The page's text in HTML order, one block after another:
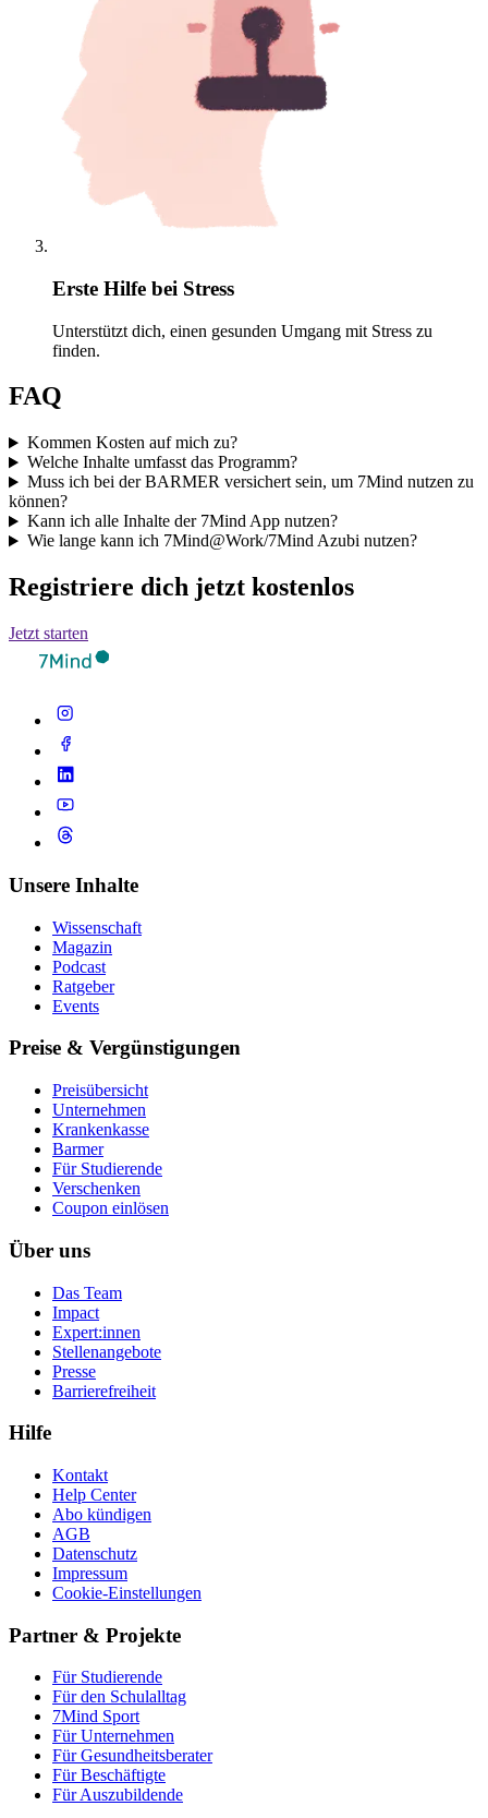
Erste Hilfe bei Stress
Unterstützt dich, einen gesunden Umgang mit Stress zu
finden.
FAQ
Kommen Kosten auf mich zu?
Welche Inhalte umfasst das Programm?
Muss ich bei der BARMER versichert sein, um 7Mind nutzen zu
können?
Kann ich alle Inhalte der 7Mind App nutzen?
Wie lange kann ich 7Mind@Work/7Mind Azubi nutzen?
Registriere dich jetzt kostenlos
Jetzt starten
Unsere Inhalte
Wissenschaft
Magazin
Podcast
Ratgeber
Events
Preise & Vergünstigungen
Preisübersicht
Unternehmen
Krankenkasse
Barmer
Für Studierende
Ver­schen­ken
Coupon einlösen
Über uns
Das Team
Impact
Expert:innen
Stellenangebote
Presse
Barrierefreiheit
Hilfe
Kontakt
Help Center
Abo kündigen
AGB
Datenschutz
Impressum
Cookie-Einstellungen
Partner & Projekte
Für Stu­die­rende
Für den Schulalltag
7Mind Sport
Für Unter­neh­men
Für Gesund­heits­be­ra­ter
Für Beschäftigte
Für Auszubildende